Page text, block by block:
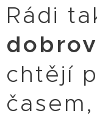
Rádi
chtějí